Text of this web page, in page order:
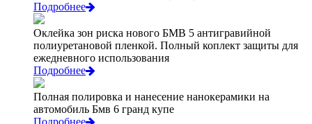
Подробнее
Оклейка зон риска нового БМВ 5 антигравийной
полиуретановой пленкой. Полный коплект защиты для
ежедневного использования
Подробнее
Полная полировка и нанесение нанокерамики на
автомобиль Бмв 6 гранд купе